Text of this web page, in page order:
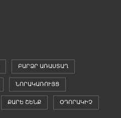
ԲԱՐՁՐ ԱՌԱՍՏԱՂ
ՆՈՐԱԿԱՌՈՒՅՑ
ՔԱՐԵ ՇԵՆՔ ՕԴՈՐԱԿԻՉ